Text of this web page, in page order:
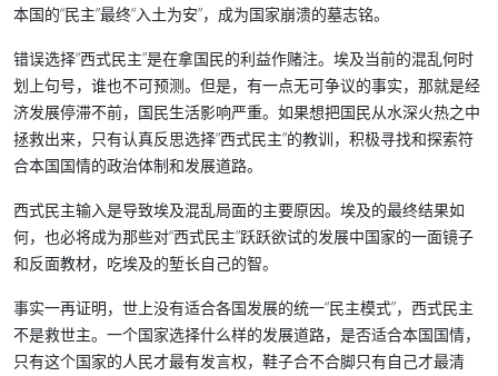
本国的“民主”最终“入土为安”，成为国家崩溃的墓志铭。
错误选择“西式民主”是在拿国民的利益作赌注。埃及当前的混乱何时
划上句号，谁也不可预测。但是，有一点无可争议的事实，那就是经
济发展停滞不前，国民生活影响严重。如果想把国民从水深火热之中
拯救出来，只有认真反思选择“西式民主”的教训，积极寻找和探索符
合本国国情的政治体制和发展道路。
西式民主输入是导致埃及混乱局面的主要原因。埃及的最终结果如
何，也必将成为那些对“西式民主”跃跃欲试的发展中国家的一面镜子
和反面教材，吃埃及的堑长自己的智。
事实一再证明，世上没有适合各国发展的统一“民主模式”，西式民主
不是救世主。一个国家选择什么样的发展道路，是否适合本国国情，
只有这个国家的人民才最有发言权，鞋子合不合脚只有自己才最清